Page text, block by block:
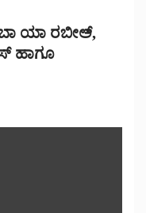
ಯಾ ರಬೀಅ್,
ಹಾಗೂ